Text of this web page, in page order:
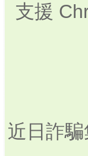
支援
近日詐